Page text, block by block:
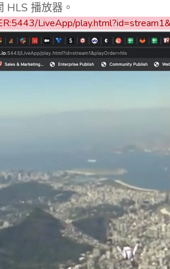
HLS 播放器。
LiveApp/